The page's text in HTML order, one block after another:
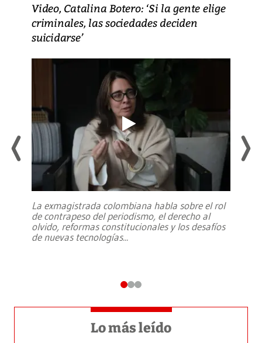
Video, Catalina Botero: ‘Si la gente elige
criminales, las sociedades deciden
suicidarse’
La exmagistrada colombiana habla sobre el rol
de contrapeso del periodismo, el derecho al
olvido, reformas constitucionales y los desafíos
de nuevas tecnologías...
Lo más leído